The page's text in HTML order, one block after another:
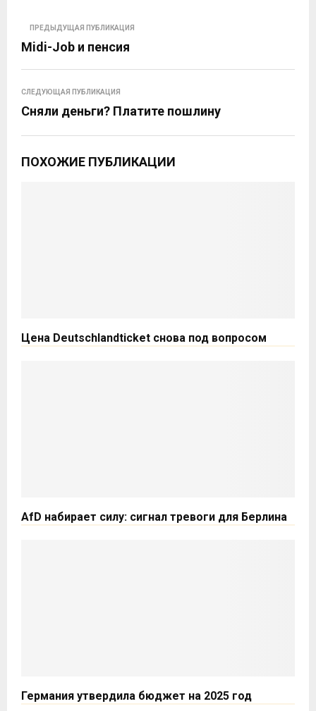
ПРЕДЫДУЩАЯ ПУБЛИКАЦИЯ
Midi-Job и пенсия
СЛЕДУЮЩАЯ ПУБЛИКАЦИЯ
Сняли деньги? Платите пошлину
ПОХОЖИЕ ПУБЛИКАЦИИ
Цена Deutschlandticket снова под вопросом
AfD набирает силу: сигнал тревоги для Берлина
Германия утвердила бюджет на 2025 год